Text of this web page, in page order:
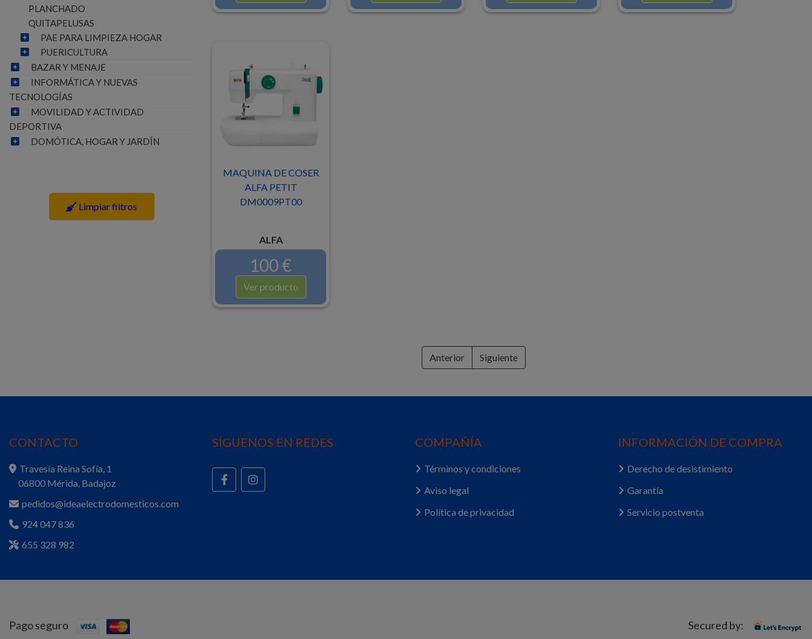
PLANCHADO
QUITAPELUSAS
PAE PARA LIMPIEZA HOGAR
PUERICULTURA
BAZAR Y MENAJE
INFORMÁTICA Y NUEVAS
TECNOLOGÍAS
MOVILIDAD Y ACTIVIDAD
DEPORTIVA
DOMÓTICA, HOGAR Y JARDÍN
Limpiar filtros
MAQUINA DE COSER
ALFA PETIT
DM0009PT00
ALFA
100 €
Ver producto
Anterior Siguiente
CONTACTO
Travesía Reina Sofía, 1
06800 Mérida, Badajoz
pedidos@ideaelectrodomesticos.com
924 047 836
655 328 982
SÍGUENOS EN REDES COMPAÑÍA
Términos y condiciones
Aviso legal
Política de privacidad
INFORMACIÓN DE COMPRA
Derecho de desistimiento
Garantía
Servicio postventa
Pago seguro Secured by: